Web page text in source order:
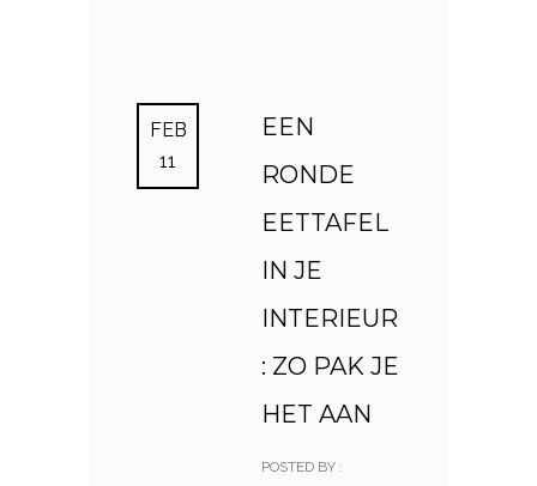
FEB
11
EEN
RONDE
EETTAFEL
IN JE
INTERIEUR
: ZO PAK JE
HET AAN
POSTED BY :